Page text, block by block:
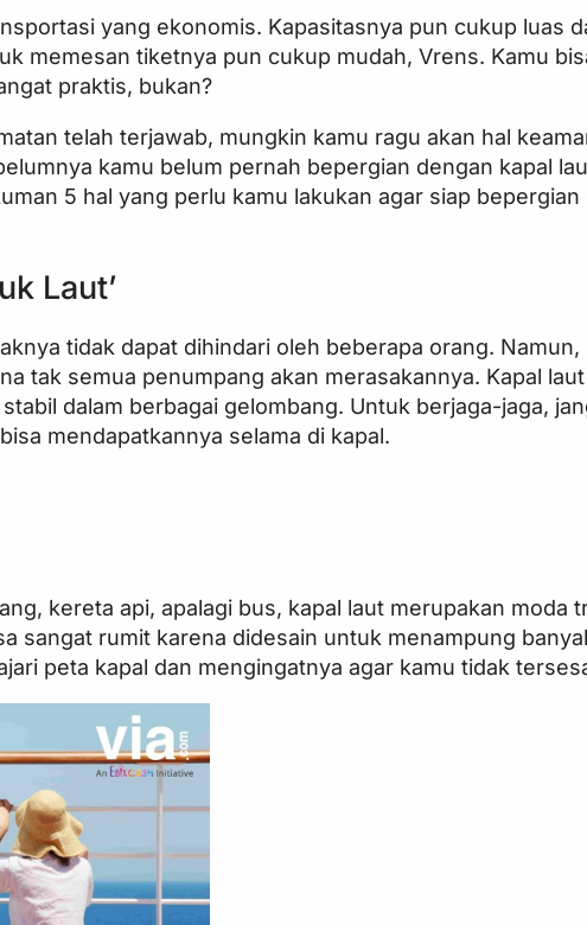
yang ekonomis. Kapasitasnya pun cukup luas
memesan tiketnya pun cukup mudah, Vrens. Kamu
praktis, bukan?
telah terjawab, mungkin kamu ragu akan hal
kamu belum pernah bepergian dengan kapal
5 hal yang perlu kamu lakukan agar siap bepergian
Laut’
tidak dapat dihindari oleh beberapa orang. Namun,
tak semua penumpang akan merasakannya. Kapal
dalam berbagai gelombang. Untuk berjaga-jaga,
mendapatkannya selama di kapal.
kereta api, apalagi bus, kapal laut merupakan moda
sangat rumit karena didesain untuk menampung
peta kapal dan mengingatnya agar kamu tidak